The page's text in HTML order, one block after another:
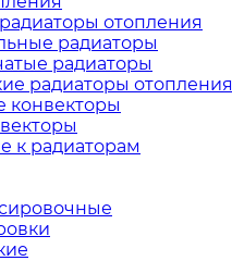
отопления
радиаторы
радиаторы
радиаторы отопления
конвекторы
к радиаторам